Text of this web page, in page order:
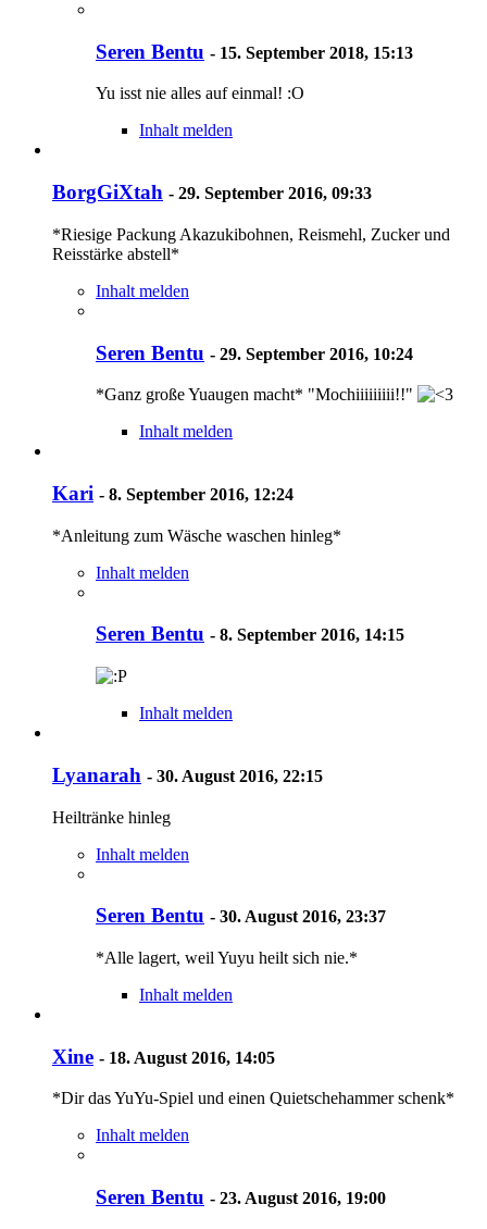
Seren Bentu - 15. September 2018, 15:13
Yu isst nie alles auf einmal! :O
Inhalt melden
BorgGiXtah - 29. September 2016, 09:33
*Riesige Packung Akazukibohnen, Reismehl, Zucker und
Reisstärke abstell*
Inhalt melden
Seren Bentu - 29. September 2016, 10:24
*Ganz große Yuaugen macht* "Mochiiiiiiiii!!"
Inhalt melden
Kari - 8. September 2016, 12:24
*Anleitung zum Wäsche waschen hinleg*
Inhalt melden
Seren Bentu - 8. September 2016, 14:15
Inhalt melden
Lyanarah - 30. August 2016, 22:15
Heiltränke hinleg
Inhalt melden
Seren Bentu - 30. August 2016, 23:37
*Alle lagert, weil Yuyu heilt sich nie.*
Inhalt melden
Xine - 18. August 2016, 14:05
*Dir das YuYu-Spiel und einen Quietschehammer schenk*
Inhalt melden
Seren Bentu - 23. August 2016, 19:00